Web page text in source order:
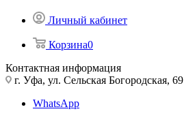
Личный кабинет
Корзина0
Контактная информация
г. Уфа, ул. Сельская Богородская, 69
WhatsApp